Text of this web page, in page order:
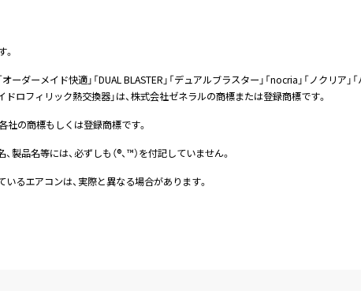
オーダーメイド快適」「DUAL BLASTER」「デュアルブラスター」「nocria」「ノクリ
イドロフィリック熱交換器」は、株式会社ゼネラルの商標または登録商標です。
社の商標もしくは登録商標です。
品名等には、必ずしも（®、™）を付記していません。
るエアコンは、実際と異なる場合があります。